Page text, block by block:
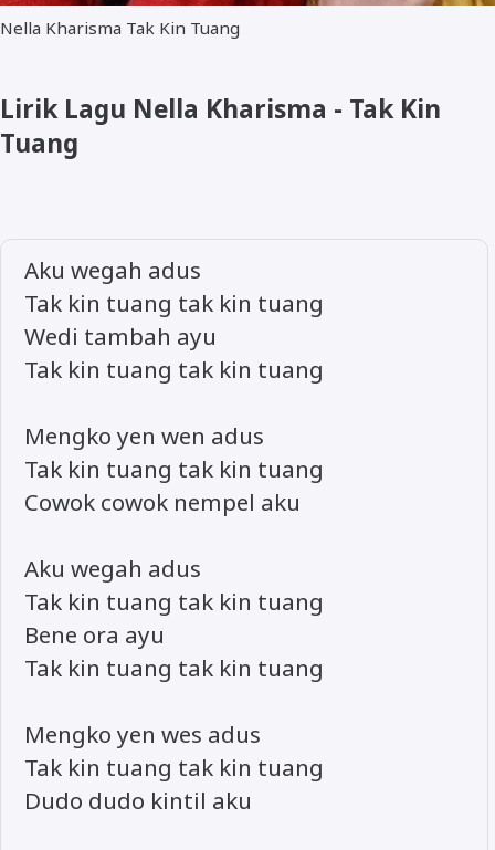
Nella Kharisma Tak Kin Tuang
Lirik Lagu Nella Kharisma - Tak Kin
Tuang
Aku wegah adus
Tak kin tuang tak kin tuang
Wedi tambah ayu
Tak kin tuang tak kin tuang
Mengko yen wen adus
Tak kin tuang tak kin tuang
Cowok cowok nempel aku
Aku wegah adus
Tak kin tuang tak kin tuang
Bene ora ayu
Tak kin tuang tak kin tuang
Mengko yen wes adus
Tak kin tuang tak kin tuang
Dudo dudo kintil aku